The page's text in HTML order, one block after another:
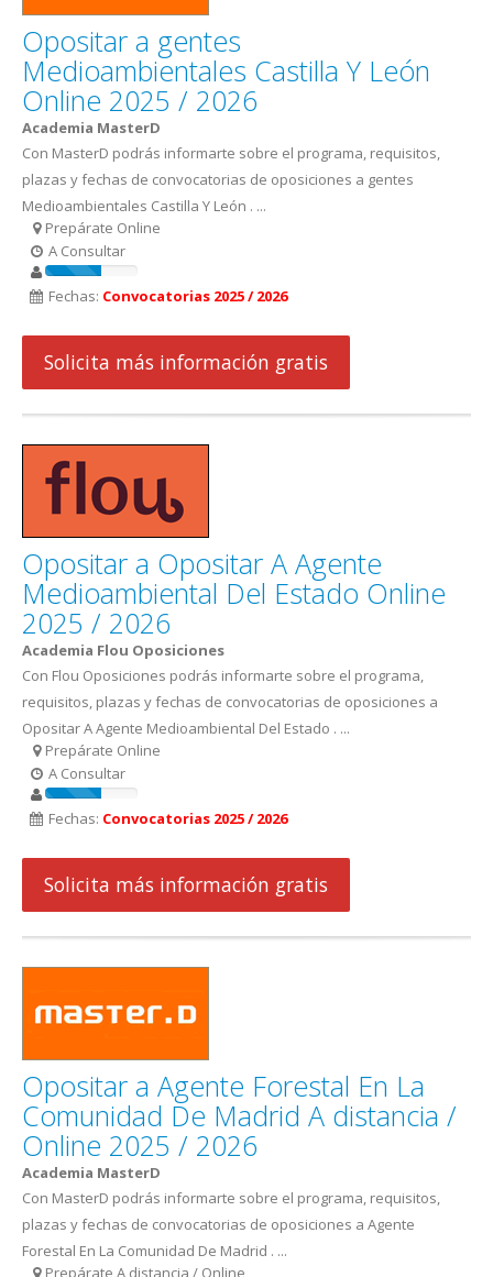
Opositar a gentes
Medioambientales Castilla Y León
Online 2025 / 2026
Academia MasterD
Con MasterD podrás informarte sobre el programa, requisitos,
plazas y fechas de convocatorias de oposiciones a gentes
Medioambientales Castilla Y León . ...
Prepárate Online
A Consultar
Fechas: Convocatorias 2025 / 2026
Solicita más información gratis
Opositar a Opositar A Agente
Medioambiental Del Estado Online
2025 / 2026
Academia Flou Oposiciones
Con Flou Oposiciones podrás informarte sobre el programa,
requisitos, plazas y fechas de convocatorias de oposiciones a
Opositar A Agente Medioambiental Del Estado . ...
Prepárate Online
A Consultar
Fechas: Convocatorias 2025 / 2026
Solicita más información gratis
Opositar a Agente Forestal En La
Comunidad De Madrid A distancia /
Online 2025 / 2026
Academia MasterD
Con MasterD podrás informarte sobre el programa, requisitos,
plazas y fechas de convocatorias de oposiciones a Agente
Forestal En La Comunidad De Madrid . ...
Prepárate A distancia / Online